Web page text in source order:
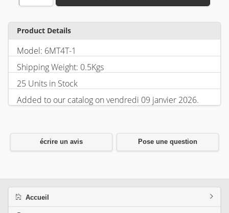
Product Details
Model: 6MT4T-1
Shipping Weight: 0.5Kgs
25 Units in Stock
Added to our catalog on vendredi 09 janvier 2026.
écrire un avis Pose une question
Accueil